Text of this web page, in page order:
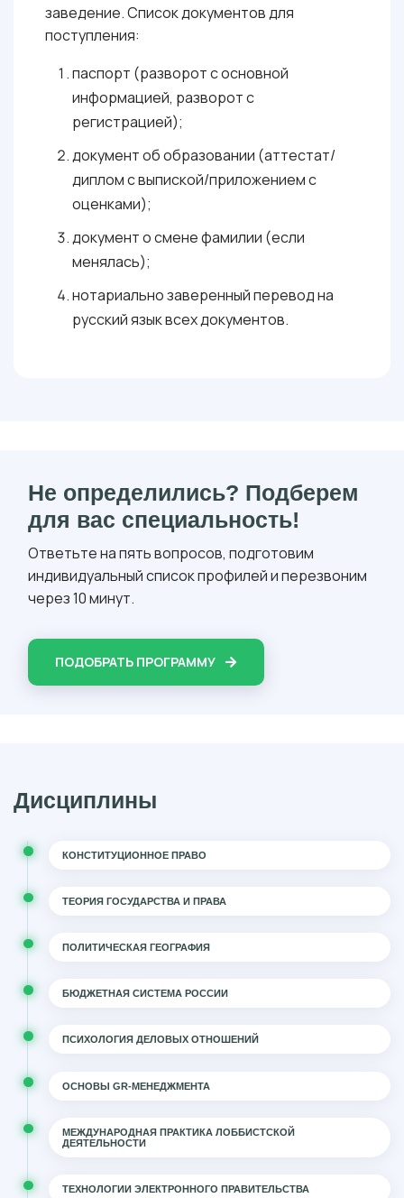
заведение. Список документов для
поступления:
паспорт (разворот с основной
информацией, разворот с
регистрацией);
документ об образовании (аттестат/
диплом с выпиской/приложением с
оценками);
документ о смене фамилии (если
менялась);
нотариально заверенный перевод на
русский язык всех документов.
Не определились? Подберем
для вас специальность!
Ответьте на пять вопросов, подготовим
индивидуальный список профилей и перезвоним
через 10 минут.
ПОДОБРАТЬ ПРОГРАММУ
Дисциплины
КОНСТИТУЦИОННОЕ ПРАВО
ТЕОРИЯ ГОСУДАРСТВА И ПРАВА
ПОЛИТИЧЕСКАЯ ГЕОГРАФИЯ
БЮДЖЕТНАЯ СИСТЕМА РОССИИ
ПСИХОЛОГИЯ ДЕЛОВЫХ ОТНОШЕНИЙ
ОСНОВЫ GR-МЕНЕДЖМЕНТА
МЕЖДУНАРОДНАЯ ПРАКТИКА ЛОББИСТСКОЙ
ДЕЯТЕЛЬНОСТИ
ТЕХНОЛОГИИ ЭЛЕКТРОННОГО ПРАВИТЕЛЬСТВА